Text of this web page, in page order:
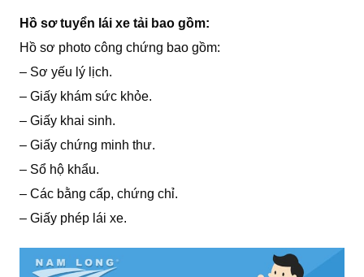
Hồ sơ tuyển lái xe tải bao gồm:
Hồ sơ photo công chứng bao gồm:
– Sơ yếu lý lịch.
– Giấy khám sức khỏe.
– Giấy khai sinh.
– Giấy chứng minh thư.
– Sổ hộ khẩu.
– Các bằng cấp, chứng chỉ.
– Giấy phép lái xe.